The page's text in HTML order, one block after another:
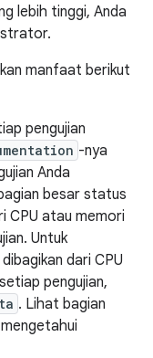
lebih tinggi, Anda
manfaat berikut
pengujian
-nya
Anda
besar status
CPU atau memori
Untuk
dari CPU
pengujian,
. Lihat bagian